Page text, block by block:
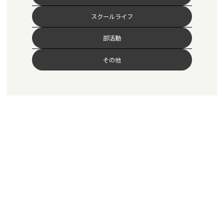
スクールライフ
部活動
その他